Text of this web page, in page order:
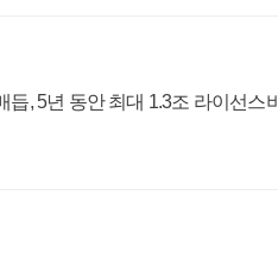
, 5년 동안 최대 1.3조 라이선스비